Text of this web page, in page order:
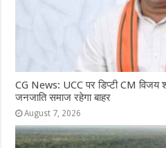
CG News: UCC पर डिप्टी CM विजय
जनजाति समाज रहेगा बाहर
August 7, 2026